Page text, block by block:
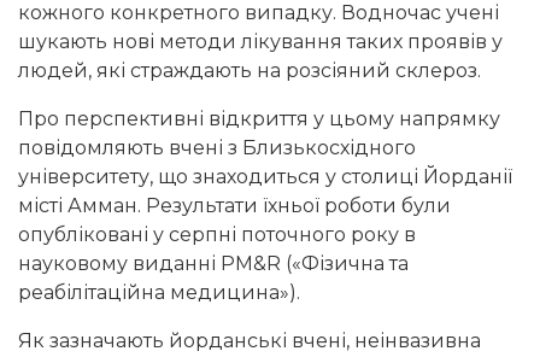
кожного конкретного випадку. Водночас учені
шукають нові методи лікування таких проявів у
людей, які страждають на розсіяний склероз.
Про перспективні відкриття у цьому напрямку
повідомляють вчені з Близькосхідного
університету, що знаходиться у столиці Йорданії
місті Амман. Результати їхньої роботи були
опубліковані у серпні поточного року в
науковому виданні PM&R («Фізична та
реабілітаційна медицина»).
Як зазначають йорданські вчені, неінвазивна